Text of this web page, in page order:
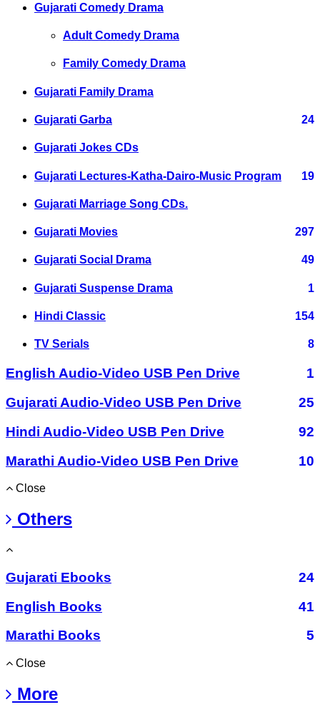
Gujarati Comedy Drama
Adult Comedy Drama
Family Comedy Drama
Gujarati Family Drama
Gujarati Garba 24
Gujarati Jokes CDs
Gujarati Lectures-Katha-Dairo-Music Program 19
Gujarati Marriage Song CDs.
Gujarati Movies 297
Gujarati Social Drama 49
Gujarati Suspense Drama 1
Hindi Classic 154
TV Serials 8
English Audio-Video USB Pen Drive
1
Gujarati Audio-Video USB Pen Drive
25
Hindi Audio-Video USB Pen Drive
92
Marathi Audio-Video USB Pen Drive
10
Close
Others
Gujarati Ebooks
24
English Books
41
Marathi Books
5
Close
More